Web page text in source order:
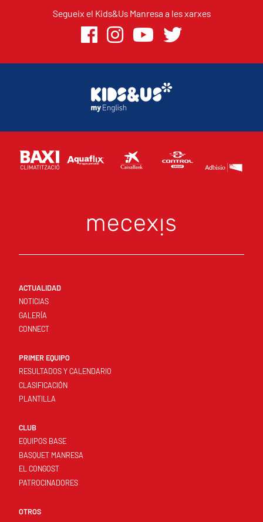
Segueix el Kids&Us Manresa a les xarxes
ACTUALIDAD
NOTICIAS
GALERÍA
CONNECT
PRIMER EQUIPO
RESULTADOS Y CALENDARIO
CLASIFICACIÓN
PLANTILLA
CLUB
EQUIPOS BASE
BASQUET MANRESA
EL CONGOST
PATROCINADORES
OTROS